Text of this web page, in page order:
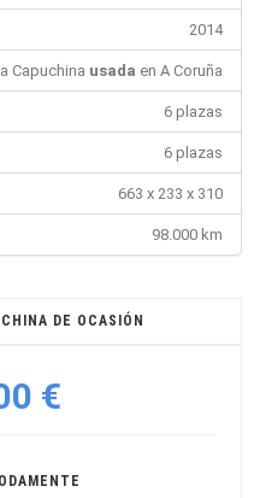
2014
Capuchina usada en A Coruña
6 plazas
6 plazas
663 x 233 x 310
98.000 km
DE OCASIÓN
€